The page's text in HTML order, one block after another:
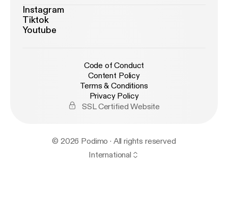
Instagram
Tiktok
Youtube
Code of Conduct
Content Policy
Terms & Conditions
Privacy Policy
SSL Certified Website
© 2026 Podimo · All rights reserved
International